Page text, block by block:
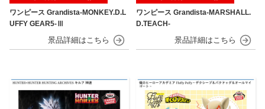
ワンピース Grandista-MONKEY.D.L
UFFY GEAR5-Ⅲ
ワンピース Grandista-MARSHALL.
D.TEACH-